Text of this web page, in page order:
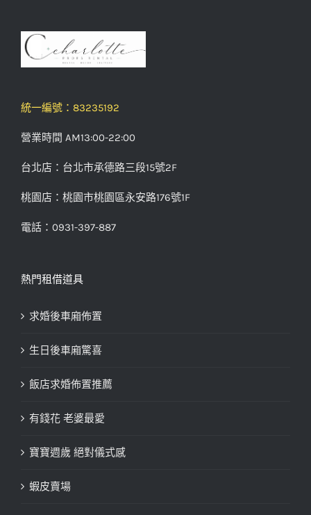
統一編號：83235192
營業時間 AM13:00-22:00
台北店：台北市承德路三段15號2F
桃園店：桃園市桃園區永安路176號1F
電話：0931-397-887
熱門租借道具
求婚後車廂佈置
生日後車廂驚喜
飯店求婚佈置推薦
有錢花 老婆最愛
寶寶週歲 絕對儀式感
蝦皮賣場